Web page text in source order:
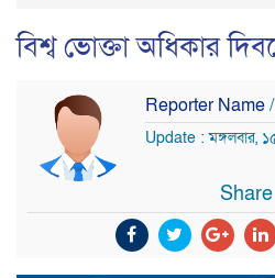
বিশ্ব ভোক্তা অধিকার
Reporter Name
Update : মঙ্গলবার,
Share